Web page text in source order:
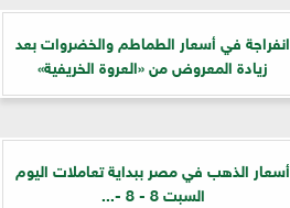
انفراجة في أسعار الطماطم والخضروات بعد
زيادة المعروض من «العروة الخريفية»
أسعار الذهب في مصر ببداية تعاملات اليوم
السبت 8 - 8 -...